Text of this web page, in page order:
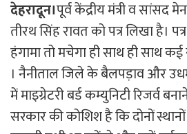
देहरादून।पूर्व केंद्रीय मंत्री व सांसद
तीरथ सिंह रावत को पत्र लिखा है।
हंगामा तो मचेगा ही साथ ही साथ
। नैनीताल जिले के बैलपड़ाव और
में माइग्रेटरी बर्ड कम्युनिटी रिजर्व
सरकार की कोशिश है कि दोनों